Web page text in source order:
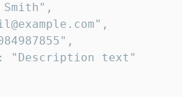
"Description text"